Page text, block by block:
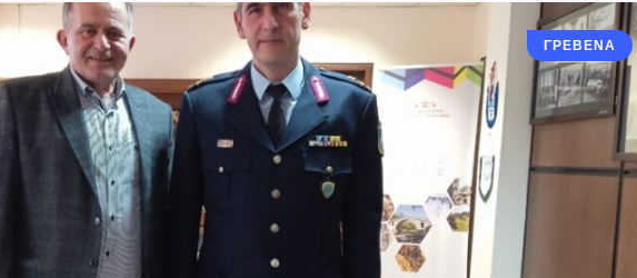
ΓΡΕΒΕΝΑ